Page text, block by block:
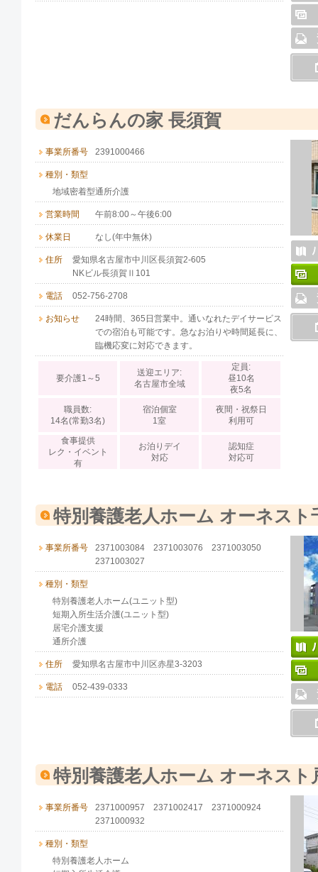
だんらんの家 長須賀
事業所番号 2391000466
種別・類型
地域密着型通所介護
営業時間 午前8:00～午後6:00
休業日 なし(年中無休)
住所
愛知県名古屋市中川区長須賀2-605
NKビル長須賀Ⅱ101
電話 052-756-2708
お知らせ
24時間、365日営業中。通いなれたデイサービス
での宿泊も可能です。急なお泊りや時間延長に、
臨機応変に対応できます。
要介護1～5
送迎エリア:
名古屋市全域
定員:
昼10名
夜5名
職員数:
14名(常勤3名)
宿泊個室
1室
夜間・祝祭日
利用可
食事提供
レク・イベント
有
お泊りデイ
対応
認知症
対応可
特別養護老人ホーム オーネスト
事業所番号
2371003084 2371003076 2371003050
2371003027
種別・類型
特別養護老人ホーム(ユニット型)
短期入所生活介護(ユニット型)
居宅介護支援
通所介護
住所 愛知県名古屋市中川区赤星3-3203
電話 052-439-0333
特別養護老人ホーム オーネスト
事業所番号
2371000957 2371002417 2371000924
2371000932
種別・類型
特別養護老人ホーム